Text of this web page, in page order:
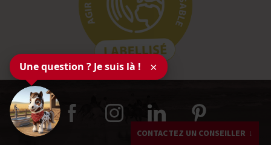
CONTACTEZ UN CONSEILLER
Une question ? Je suis là ! ×